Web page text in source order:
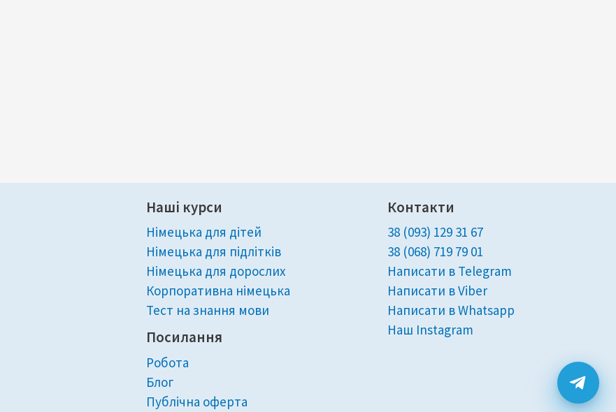
Наші курси
Німецька для дітей
Німецька для підлітків
Німецька для дорослих
Корпоративна німецька
Тест на знання мови
Посилання
Робота
Блог
Публічна оферта
Контакти
38 (093) 129 31 67
38 (068) 719 79 01
Написати в Telegram
Написати в Viber
Написати в Whatsapp
Наш Instagram